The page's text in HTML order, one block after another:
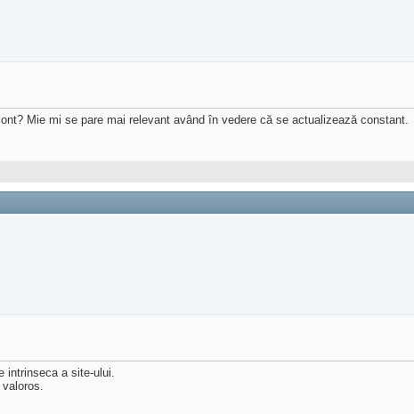
Mie mi se pare mai relevant având în vedere că se actualizează constant.
intrinseca a site-ului.